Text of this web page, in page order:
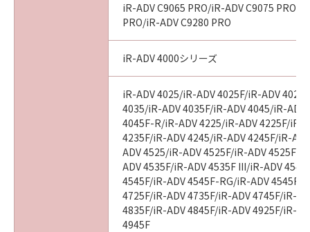
iR-ADV C9065 PRO/iR-ADV C9075 PRO/
PRO/iR-ADV C9280 PRO
iR-ADV 4000シリーズ
iR-ADV 4025/iR-ADV 4025F/iR-ADV
4035/iR-ADV 4035F/iR-ADV 4045/iR-ADV
4045F-R/iR-ADV 4225/iR-ADV 4225F/iR-
4235F/iR-ADV 4245/iR-ADV 4245F/iR-
ADV 4525/iR-ADV 4525F/iR-ADV 4525F
ADV 4535F/iR-ADV 4535F III/iR-ADV
4545F/iR-ADV 4545F-RG/iR-ADV 4545F
4725F/iR-ADV 4735F/iR-ADV 4745F/iR-
4835F/iR-ADV 4845F/iR-ADV 4925F/iR-
4945F